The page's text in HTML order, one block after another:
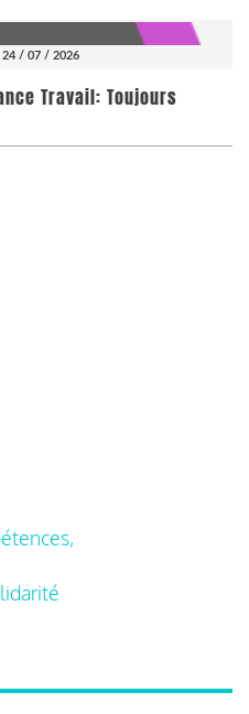
24 / 07 / 2026
Travail: Toujours